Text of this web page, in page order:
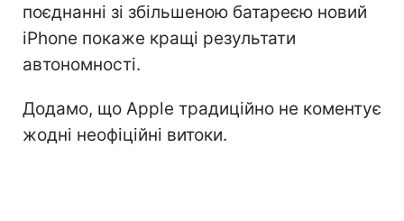
поєднанні зі збільшеною батареєю новий
iPhone покаже кращі результати
автономності.
Додамо, що Apple традиційно не коментує
жодні неофіційні витоки.